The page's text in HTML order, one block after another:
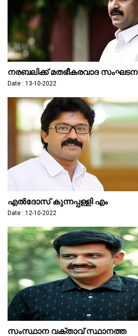
നരബലിക്ക് മതഭീകരവാദ സംഘടന
Date : 13-10-2022
എല്‍ദോസ് കുന്നപ്പള്ളി എം
Date : 12-10-2022
സംസ്ഥാന വക്താവ്‌ സ്ഥാനത്ത